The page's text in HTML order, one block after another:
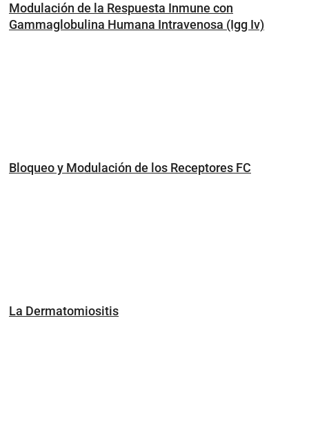
Modulación de la Respuesta Inmune con
Gammaglobulina Humana Intravenosa (Igg Iv)
Bloqueo y Modulación de los Receptores FC
La Dermatomiositis